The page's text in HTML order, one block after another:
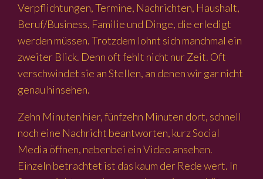
Verpflichtungen, Termine, Nachrichten, Haushalt,
Beruf/Business, Familie und Dinge, die erledigt
werden müssen. Trotzdem lohnt sich manchmal ein
zweiter Blick. Denn oft fehlt nicht nur Zeit. Oft
verschwindet sie an Stellen, an denen wir gar nicht
genau hinsehen.
Zehn Minuten hier, fünfzehn Minuten dort, schnell
noch eine Nachricht beantworten, kurz Social
Media öffnen, nebenbei ein Video ansehen.
Einzeln betrachtet ist das kaum der Rede wert. In